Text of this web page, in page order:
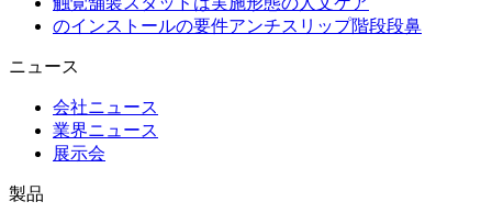
のインストールの要件アンチスリップ階段段鼻
ニュース
会社ニュース
業界ニュース
展示会
製品